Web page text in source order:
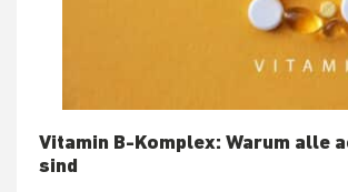
Vitamin B-Komplex: Warum alle
sind